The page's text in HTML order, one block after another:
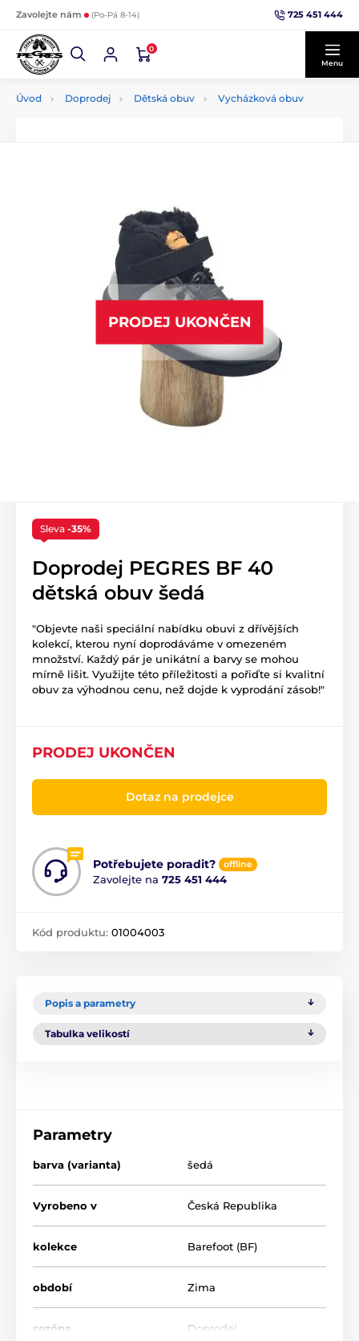
Zavolejte nám (Po-Pá 8-14) 725 451 444
0
Menu
Úvod Doprodej Dětská obuv Vycházková obuv
PRODEJ UKONČEN
Sleva -35%
Doprodej PEGRES BF 40
dětská obuv šedá
"Objevte naši speciální nabídku obuvi z dřívějších
kolekcí, kterou nyní doprodáváme v omezeném
množství. Každý pár je unikátní a barvy se mohou
mírně lišit. Využijte této příležitosti a pořiďte si kvalitní
obuv za výhodnou cenu, než dojde k vyprodání zásob!"
PRODEJ UKONČEN
Dotaz na prodejce
Potřebujete poradit? offline
Zavolejte na 725 451 444
Kód produktu: 01004003
Popis a parametry
Tabulka velikostí
Parametry
barva (varianta) šedá
Vyrobeno v Česká Republika
kolekce Barefoot (BF)
období Zima
sezóna Doprodej